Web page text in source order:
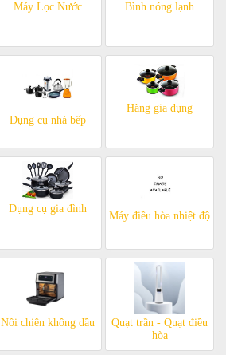
Máy Lọc Nước Bình nóng lạnh
Dụng cụ nhà bếp
Hàng gia dụng
Dụng cụ gia đình
Máy điều hòa nhiệt độ
Nồi chiên không dầu
Quạt trần - Quạt điều
hòa